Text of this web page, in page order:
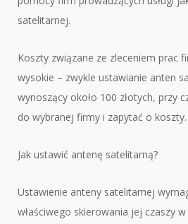
satelitarnej.
Koszty związane ze zleceniem prac
wysokie – zwykle ustawianie anten
wynoszący około 100 złotych, przy
do wybranej firmy i zapytać o koszty.
Jak ustawić antenę satelitarną?
Ustawienie anteny satelitarnej
właściwego skierowania jej czaszy